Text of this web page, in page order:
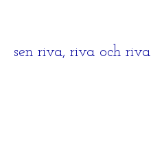
sen riva, riva och riva